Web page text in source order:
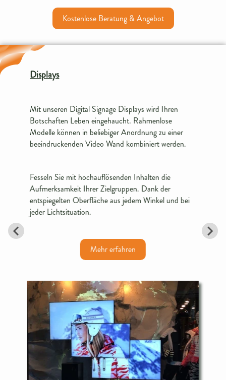
Kostenlose Beratung & Angebot
Displays
Mit unseren Digital Signage Displays wird Ihren
Botschaften Leben eingehaucht. Rahmenlose
Modelle können in beliebiger Anordnung zu einer
beeindruckenden Video Wand kombiniert werden.
Fesseln Sie mit hochauflösenden Inhalten die
Aufmerksamkeit Ihrer Zielgruppen. Dank der
entspiegelten Oberfläche aus jedem Winkel und bei
jeder Lichtsituation.
Mehr erfahren